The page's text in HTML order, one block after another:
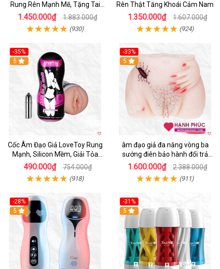
Rung Rên Mạnh Mẽ, Tặng Tai
Nghe
1.450.000₫ 1.883.000₫
(930)
Rên Thật Tăng Khoái Cảm Nam
1.350.000₫ 1.607.000₫
(924)
-35%
5
Cốc Âm Đạo Giả LoveToy Rung
Mạnh, Silicon Mềm, Giải Tỏa
Sinh Lý
490.000₫ 754.000₫
(918)
-33%
5
âm đạo giả đa năng vòng ba
sướng điên bảo hành đổi trả
nhanh
1.600.000₫ 2.388.000₫
(911)
-28%
5
-31%
Hot
5